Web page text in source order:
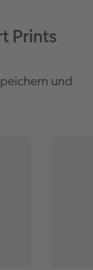
Prints
und